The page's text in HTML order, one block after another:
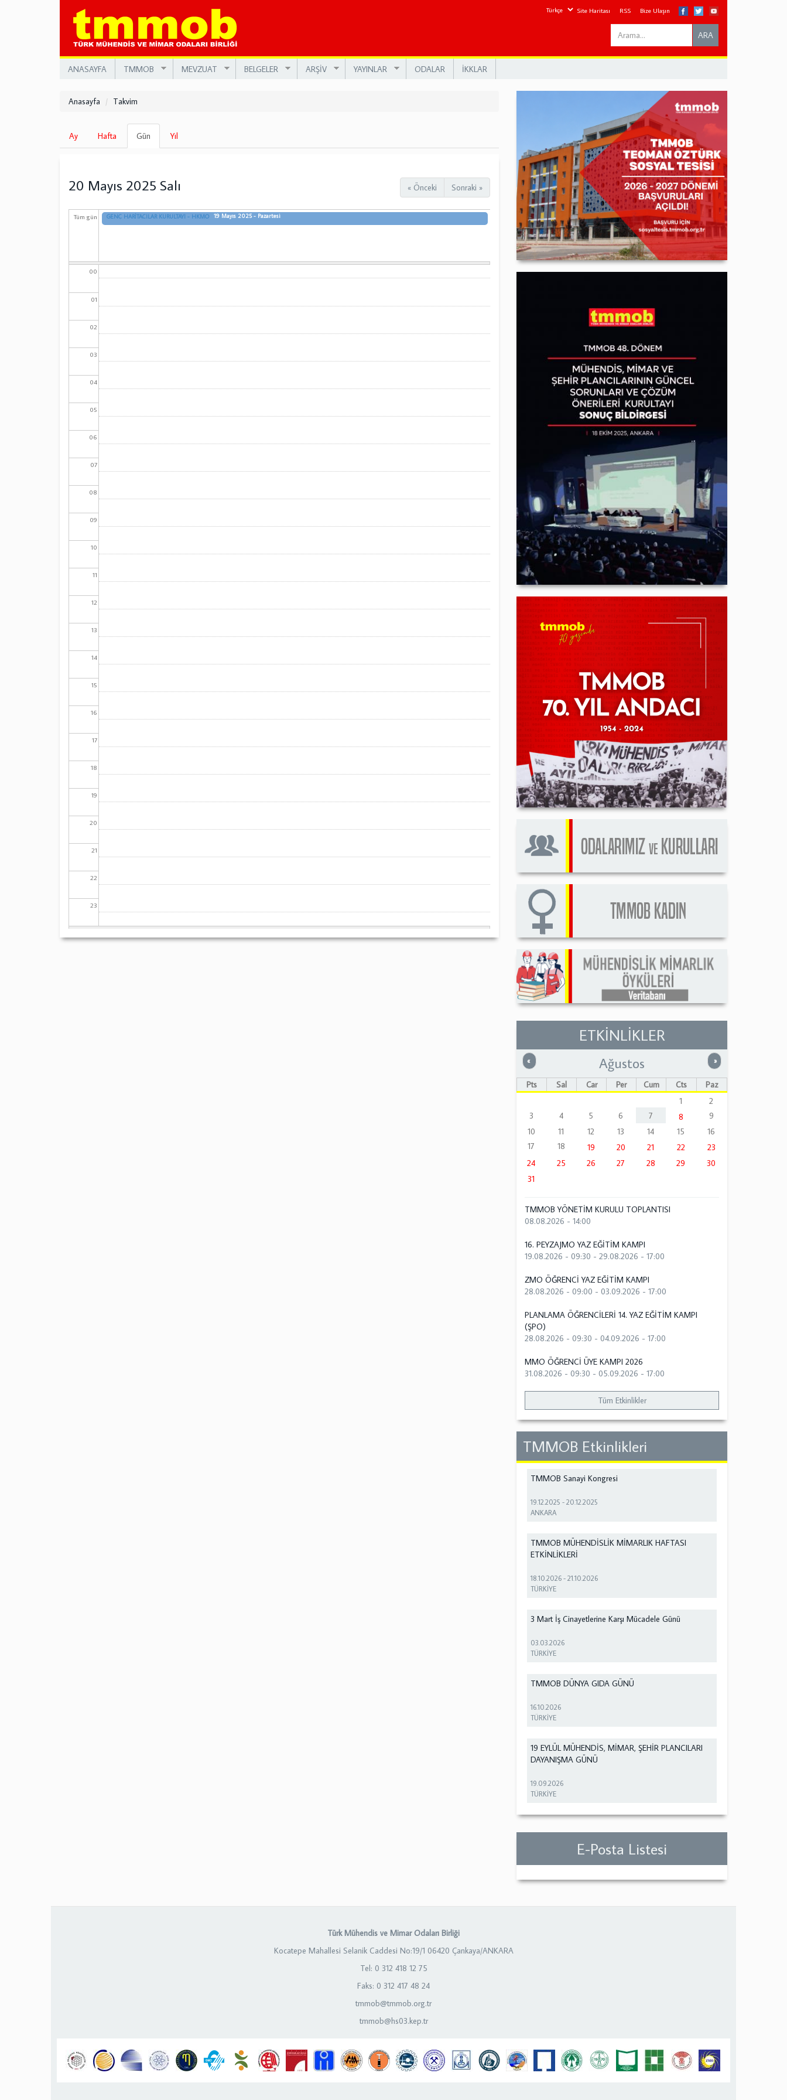
Site Haritası RSS Bize Ulaşın
Search
this
ARA
ANASAYFA TMMOB MEVZUAT BELGELER ARŞİV YAYINLAR ODALAR İKKLAR
Anasayfa Takvim
Birincil
sekmeler
Ay Hafta Gün
sekme)
Yıl
« Önceki Sonraki »
20 Mayıs 2025 Salı
Tüm gün GENÇ HARİTACILAR KURULTAYI - HKMO 19 Mayıs 2025 - Pazartesi
00
01
02
03
04
05
06
07
08
09
10
11
12
13
14
15
16
17
18
19
20
21
22
23
ETKİNLİKLER
« Önceki »Sonraki
Ağustos
Pts Sal Çar Per Cum Cts
Paz
1
2
3
4 5 6 7 8
9
10
11 12 13 14 15
16
17
18 19 20 21 22
23
24
25 26 27 28 29
30
31
TMMOB YÖNETİM KURULU TOPLANTISI
08.08.2026 - 14:00
16. PEYZAJMO YAZ EĞİTİM KAMPI
19.08.2026 - 09:30 -29.08.2026 - 17:00
ZMO ÖĞRENCİ YAZ EĞİTİM KAMPI
28.08.2026 - 09:00 -03.09.2026 - 17:00
PLANLAMA ÖĞRENCİLERİ 14. YAZ EĞİTİM KAMPI
(ŞPO)
28.08.2026 - 09:30 -04.09.2026 - 17:00
MMO ÖĞRENCİ ÜYE KAMPI 2026
31.08.2026 - 09:30 -05.09.2026 - 17:00
Tüm Etkinlikler
TMMOB Etkinlikleri
TMMOB Sanayi Kongresi
19.12.2025 -20.12.2025
ANKARA
TMMOB MÜHENDİSLİK MİMARLIK HAFTASI
ETKİNLİKLERİ
18.10.2026 -21.10.2026
TÜRKİYE
3 Mart İş Cinayetlerine Karşı Mücadele Günü
03.03.2026
TÜRKİYE
TMMOB DÜNYA GIDA GÜNÜ
16.10.2026
TÜRKİYE
19 EYLÜL MÜHENDİS, MİMAR, ŞEHİR PLANCILARI
DAYANIŞMA GÜNÜ
19.09.2026
TÜRKİYE
E-Posta Listesi
Türk Mühendis ve Mimar Odaları Birliği
Kocatepe Mahallesi Selanik Caddesi No:19/1 06420 Çankaya/ANKARA
Tel: 0 312 418 12 75
Faks: 0 312 417 48 24
tmmob@tmmob.org.tr
tmmob@hs03.kep.tr